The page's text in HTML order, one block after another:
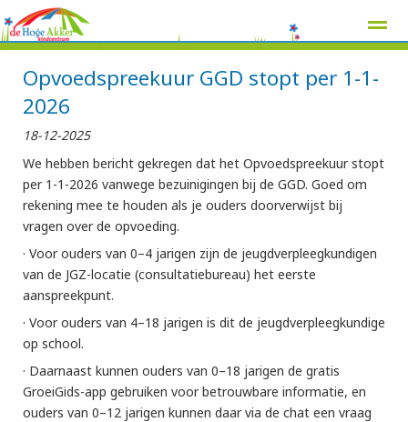
Opvoedspreekuur GGD stopt per 1-1-
2026
18-12-2025
We hebben bericht gekregen dat het Opvoedspreekuur stopt
per 1-1-2026 vanwege bezuinigingen bij de GGD. Goed om
rekening mee te houden als je ouders doorverwijst bij
vragen over de opvoeding.
· Voor ouders van 0–4 jarigen zijn de jeugdverpleegkundigen
van de JGZ-locatie (consultatiebureau) het eerste
aanspreekpunt.
· Voor ouders van 4–18 jarigen is dit de jeugdverpleegkundige
op school.
· Daarnaast kunnen ouders van 0–18 jarigen de gratis
GroeiGids-app gebruiken voor betrouwbare informatie, en
ouders van 0–12 jarigen kunnen daar via de chat een vraag